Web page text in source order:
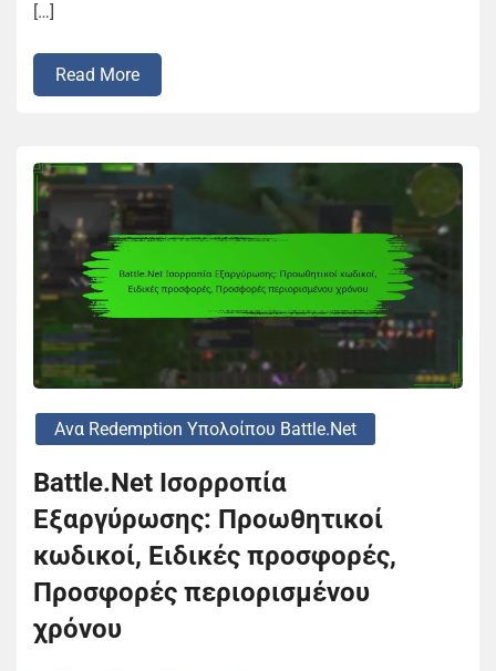
[…]
Read More
Ανα Redemption Υπολοίπου Battle.net
Battle.Net Ισορροπία
Εξαργύρωσης: Προωθητικοί
κωδικοί, Ειδικές προσφορές,
Προσφορές περιορισμένου
χρόνου